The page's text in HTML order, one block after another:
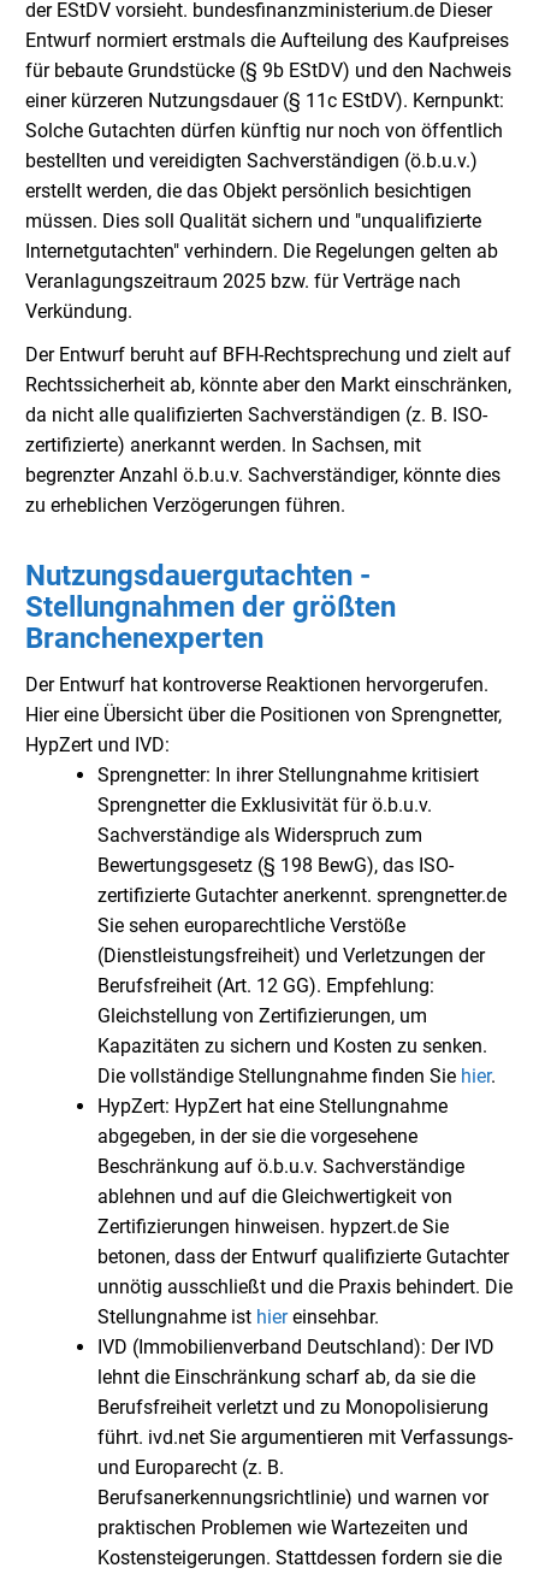
der EStDV vorsieht. bundesfinanzministerium.de Dieser
Entwurf normiert erstmals die Aufteilung des Kaufpreises
für bebaute Grundstücke (§ 9b EStDV) und den Nachweis
einer kürzeren Nutzungsdauer (§ 11c EStDV). Kernpunkt:
Solche Gutachten dürfen künftig nur noch von öffentlich
bestellten und vereidigten Sachverständigen (ö.b.u.v.)
erstellt werden, die das Objekt persönlich besichtigen
müssen. Dies soll Qualität sichern und "unqualifizierte
Internetgutachten" verhindern. Die Regelungen gelten ab
Veranlagungszeitraum 2025 bzw. für Verträge nach
Verkündung.
Der Entwurf beruht auf BFH-Rechtsprechung und zielt auf
Rechtssicherheit ab, könnte aber den Markt einschränken,
da nicht alle qualifizierten Sachverständigen (z. B. ISO-
zertifizierte) anerkannt werden. In Sachsen, mit
begrenzter Anzahl ö.b.u.v. Sachverständiger, könnte dies
zu erheblichen Verzögerungen führen.
Nutzungsdauergutachten -
Stellungnahmen der größten
Branchenexperten
Der Entwurf hat kontroverse Reaktionen hervorgerufen.
Hier eine Übersicht über die Positionen von Sprengnetter,
HypZert und IVD:
Sprengnetter: In ihrer Stellungnahme kritisiert
Sprengnetter die Exklusivität für ö.b.u.v.
Sachverständige als Widerspruch zum
Bewertungsgesetz (§ 198 BewG), das ISO-
zertifizierte Gutachter anerkennt. sprengnetter.de
Sie sehen europarechtliche Verstöße
(Dienstleistungsfreiheit) und Verletzungen der
Berufsfreiheit (Art. 12 GG). Empfehlung:
Gleichstellung von Zertifizierungen, um
Kapazitäten zu sichern und Kosten zu senken.
Die vollständige Stellungnahme finden Sie hier.
HypZert: HypZert hat eine Stellungnahme
abgegeben, in der sie die vorgesehene
Beschränkung auf ö.b.u.v. Sachverständige
ablehnen und auf die Gleichwertigkeit von
Zertifizierungen hinweisen. hypzert.de Sie
betonen, dass der Entwurf qualifizierte Gutachter
unnötig ausschließt und die Praxis behindert. Die
Stellungnahme ist hiereinsehbar.
IVD (Immobilienverband Deutschland): Der IVD
lehnt die Einschränkung scharf ab, da sie die
Berufsfreiheit verletzt und zu Monopolisierung
führt. ivd.net Sie argumentieren mit Verfassungs-
und Europarecht (z. B.
Berufsanerkennungsrichtlinie) und warnen vor
praktischen Problemen wie Wartezeiten und
Kostensteigerungen. Stattdessen fordern sie die